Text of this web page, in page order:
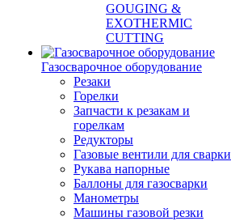
GOUGING &
EXOTHERMIC
CUTTING
Газосварочное оборудование
Резаки
Горелки
Запчасти к резакам и
горелкам
Редукторы
Газовые вентили для сварки
Рукава напорные
Баллоны для газосварки
Манометры
Машины газовой резки